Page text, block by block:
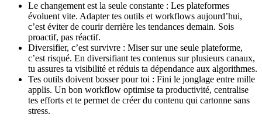
Le changement est la seule constante : Les plateformes
évoluent vite. Adapter tes outils et workflows aujourd’hui,
c’est éviter de courir derrière les tendances demain. Sois
proactif, pas réactif.
Diversifier, c’est survivre : Miser sur une seule plateforme,
c’est risqué. En diversifiant tes contenus sur plusieurs canaux,
tu assures ta visibilité et réduis ta dépendance aux algorithmes.
Tes outils doivent bosser pour toi : Fini le jonglage entre mille
applis. Un bon workflow optimise ta productivité, centralise
tes efforts et te permet de créer du contenu qui cartonne sans
stress.